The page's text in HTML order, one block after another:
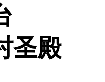
圣殿